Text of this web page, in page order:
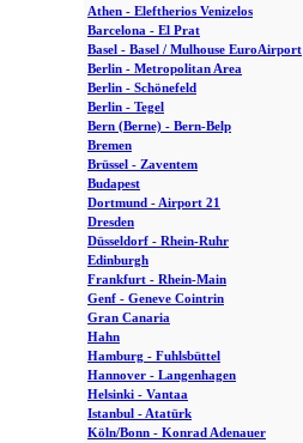
Athen - Eleftherios Venizelos
Barcelona - El Prat
Basel - Basel / Mulhouse EuroAirport
Berlin - Metropolitan Area
Berlin - Schönefeld
Berlin - Tegel
Bern (Berne) - Bern-Belp
Bremen
Brüssel - Zaventem
Budapest
Dortmund - Airport 21
Dresden
Düsseldorf - Rhein-Ruhr
Edinburgh
Frankfurt - Rhein-Main
Genf - Geneve Cointrin
Gran Canaria
Hahn
Hamburg - Fuhlsbüttel
Hannover - Langenhagen
Helsinki - Vantaa
Istanbul - Atatürk
Köln/Bonn - Konrad Adenauer